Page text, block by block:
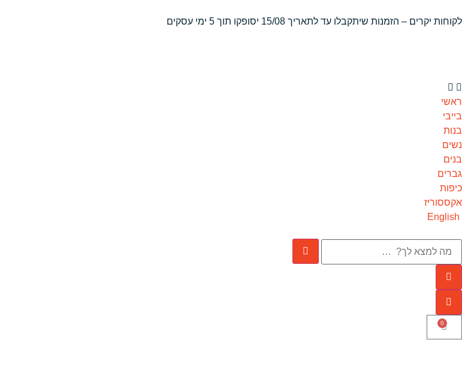
לקוחות יקרים – הזמנות שיתקבלו עד לתאריך 15/08 יסופקו תוך 5 ימי עסקים
ראשי
בייבי
בנות
נשים
בנים
גברים
כיפות
אקססוריז
English
0